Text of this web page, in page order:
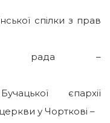
спілки з прав
рада –
єпархії
у Чорткові –